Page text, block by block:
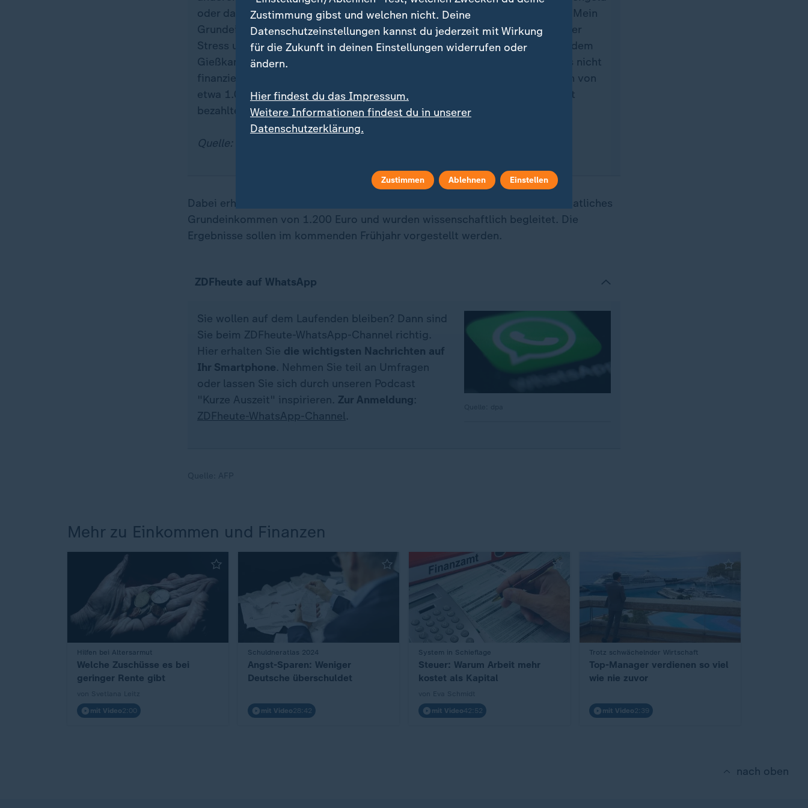
oder das Kindergeld sollen dafür entfallen. Nach Überzeugung des Vereins Mein
Grundeinkommen sorgt das BGE bei Empfängern unter anderem für weniger
Stress und mehr Selbstverwirklichung. Kritiker lehnen die Förderung nach dem
Gießkannenprinzip ab. Auch gilt das BGE bei vielen Volkswirtschaftlern als nicht
finanzierbar. Schließlich wird befürchtet, dass bei einem Grundeinkommen von
etwa 1.000 Euro monatlich kaum noch jemand anstrengende oder schlecht
bezahlte Jobs machen würde.
Quelle: dpa
Dabei erhielten 122 Teilnehmerinnen und Teilnehmer drei Jahre lang ein monatliches
Grundeinkommen von 1.200 Euro und wurden wissenschaftlich begleitet. Die
Ergebnisse sollen im kommenden Frühjahr vorgestellt werden.
ZDFheute auf WhatsApp
Sie wollen auf dem Laufenden bleiben? Dann sind
Sie beim ZDFheute-WhatsApp-Channel richtig.
Hier erhalten Sie die wichtigsten Nachrichten auf
Ihr Smartphone. Nehmen Sie teil an Umfragen
oder lassen Sie sich durch unseren Podcast
"Kurze Auszeit" inspirieren. Zur Anmeldung:
ZDFheute-WhatsApp-Channel.
Mehr zu Einkommen und Finanzen
Hilfen bei Altersarmut
:
Welche Zuschüsse es bei
geringer Rente gibt
mit Video2:00
Schuldneratlas 2024
:
Angst-Sparen: Weniger
Deutsche überschuldet
mit Video28:42
System in Schieflage
:
Steuer: Warum Arbeit mehr
kostet als Kapital
mit Video42:52
Trotz schwächelnder Wirtschaft
:
Top-Manager verdienen so viel
wie nie zuvor
mit Video2:39
nach oben
Zustimmung gibst und welchen nicht. Deine
Datenschutzeinstellungen kannst du jederzeit mit Wirkung
für die Zukunft in deinen Einstellungen widerrufen oder
ändern.
Hier findest du das Impressum.
Weitere Informationen findest du in unserer
Datenschutzerklärung.
Zustimmen Ablehnen Einstellen